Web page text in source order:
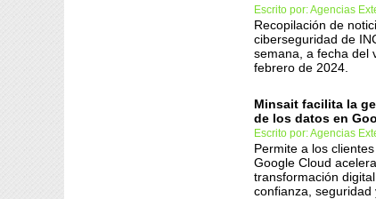
Escrito por: Agencias
Recopilación de
ciberseguridad de
semana, a fecha del
febrero de 2024.
Minsait facilita la
de los datos en
Escrito por: Agencias
Permite a los
Google Cloud
transformación
confianza, seguridad